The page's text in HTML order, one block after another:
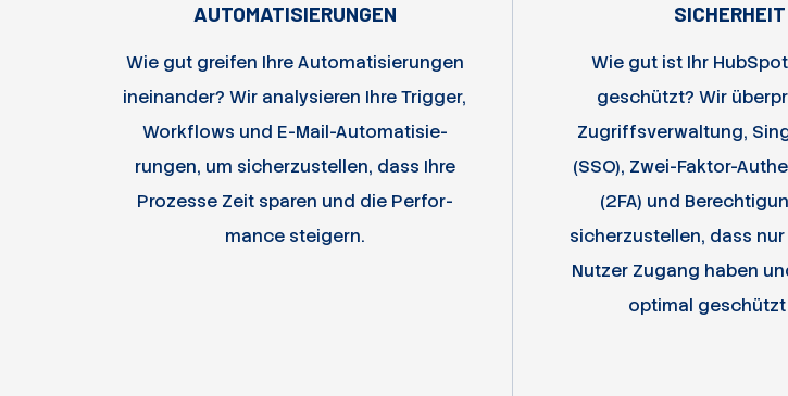
AUTOMATISIERUNGEN
Wie gut greifen Ihre Auto­ma­ti­sie­rungen
in­ei­nan­der? Wir ana­ly­sie­ren Ihre Trigger,
Work­flows und E-Mail-Auto­ma­ti­sie­
rungen, um sicher­zu­stellen, dass Ihre
Pro­zesse Zeit sparen und die Per­for­
mance steigern.
SICHERHEIT
Wie gut ist Ihr
geschützt? Wir
Zugriffsverwaltung,
(SSO), Zwei-Faktor-
(2FA) und
sicherzustellen, dass
Nutzer Zugang haben
optimal geschützt